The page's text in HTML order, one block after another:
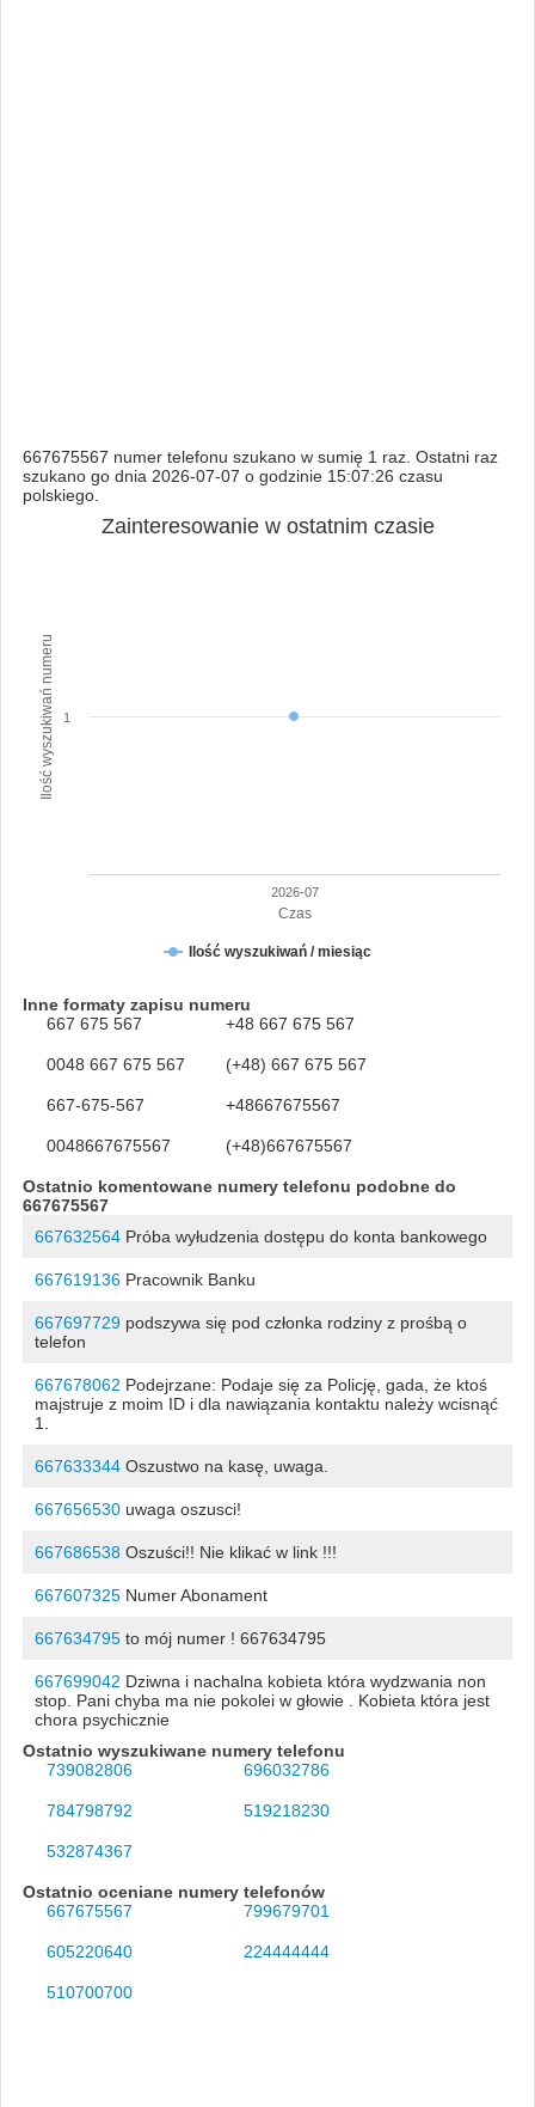
667675567 numer telefonu szukano w sumię 1 raz. Ostatni raz
szukano go dnia 2026-07-07 o godzinie 15:07:26 czasu
polskiego.
Czas
Ilość wyszukiwań numeru
Zainteresowanie w ostatnim czasie
Ilość wyszukiwań / miesiąc
2026-07
1
Inne formaty zapisu numeru
667 675 567
+48 667 675 567
0048 667 675 567 (+48) 667 675 567
667-675-567 +48667675567
0048667675567 (+48)667675567
Ostatnio komentowane numery telefonu podobne do
667675567
667632564Próba wyłudzenia dostępu do konta bankowego
667619136Pracownik Banku
667697729podszywa się pod członka rodziny z prośbą o
telefon
667678062 Podejrzane: Podaje się za Policję, gada, że ktoś
majstruje z moim ID i dla nawiązania kontaktu należy wcisnąć
1.
667633344Oszustwo na kasę, uwaga.
667656530uwaga oszusci!
667686538Oszuści!! Nie klikać w link !!!
667607325Numer Abonament
667634795to mój numer ! 667634795
667699042 Dziwna i nachalna kobieta która wydzwania non
stop. Pani chyba ma nie pokolei w głowie . Kobieta która jest
chora psychicznie
Ostatnio wyszukiwane numery telefonu
739082806
696032786
784798792 519218230
532874367
Ostatnio oceniane numery telefonów
667675567
799679701
605220640 224444444
510700700